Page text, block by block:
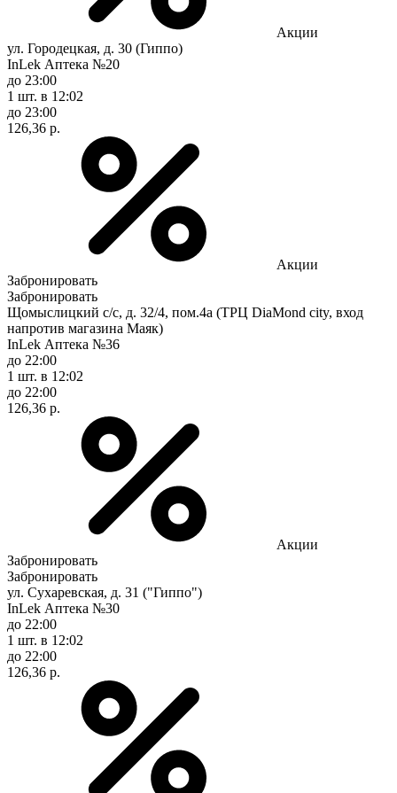
Акции
ул. Городецкая, д. 30 (Гиппо)
InLek Аптека №20
до 23:00
1 шт. в 12:02
до 23:00
126,36 р.
Акции
Забронировать
Забронировать
Щомыслицкий с/с, д. 32/4, пом.4а (ТРЦ DiaMond city, вход
напротив магазина Маяк)
InLek Аптека №36
до 22:00
1 шт. в 12:02
до 22:00
126,36 р.
Акции
Забронировать
Забронировать
ул. Сухаревская, д. 31 ("Гиппо")
InLek Аптека №30
до 22:00
1 шт. в 12:02
до 22:00
126,36 р.